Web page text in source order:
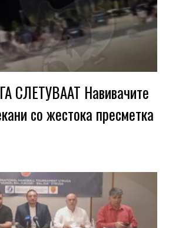
СЛЕТУВААТ Навивачите
со жестока пресметка